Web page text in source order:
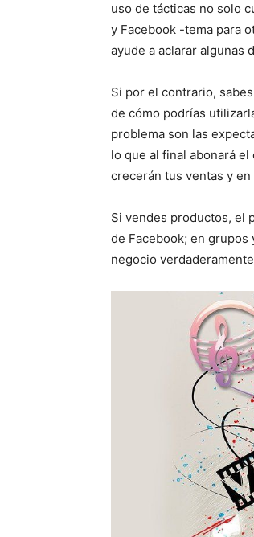
uso de tácticas no solo
y Facebook -tema para
ayude a aclarar algunas
Si por el contrario,
de cómo podrías
problema son las
lo que al final abonará
crecerán tus ventas y
Si vendes productos, el
de Facebook; en grupos
negocio